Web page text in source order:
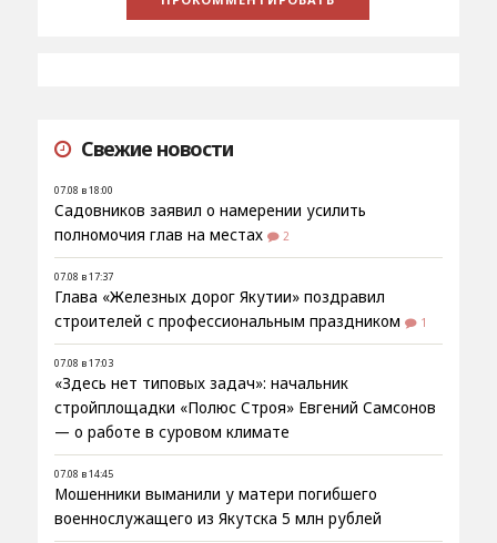
Свежие новости
07.08 в 18:00
Садовников заявил о намерении усилить
полномочия глав на местах
2
07.08 в 17:37
Глава «Железных дорог Якутии» поздравил
строителей с профессиональным праздником
1
07.08 в 17:03
«Здесь нет типовых задач»: начальник
стройплощадки «Полюс Строя» Евгений Самсонов
— о работе в суровом климате
07.08 в 14:45
Мошенники выманили у матери погибшего
военнослужащего из Якутска 5 млн рублей